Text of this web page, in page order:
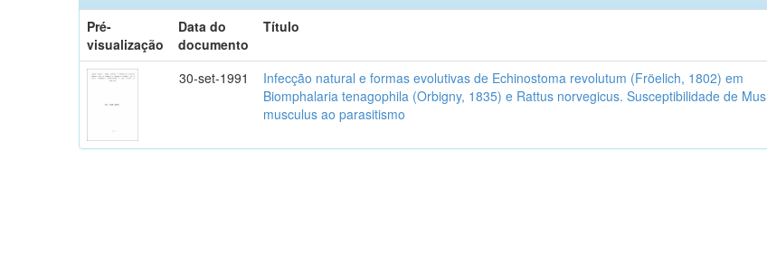
Pré-
visualização
Data do
documento
Título
30-set-1991
Infecção natural e formas evolutivas de Echinostoma revolutum (Fröelich, 1802) em
Biomphalaria tenagophila (Orbigny, 1835) e Rattus norvegicus. Susceptibilidade de Mus
musculus ao parasitismo